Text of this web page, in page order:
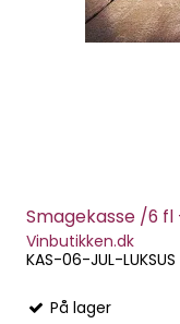
Smagekasse /6 fl -
Vinbutikken.dk
KAS-06-JUL-LUKSUS
På lager